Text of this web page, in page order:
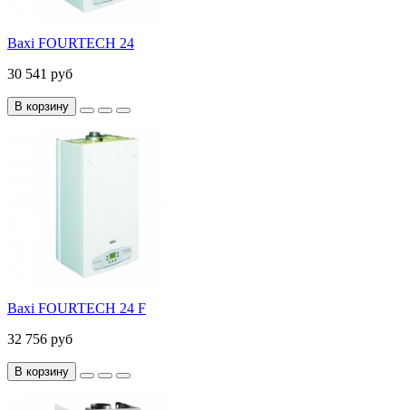
Baxi FOURTECH 24
30 541 руб
В корзину
Baxi FOURTECH 24 F
32 756 руб
В корзину